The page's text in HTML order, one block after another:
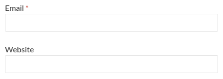
Email *
Website